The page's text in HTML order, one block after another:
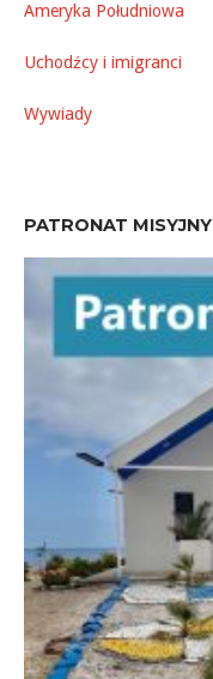
Ameryka Południowa
Uchodźcy i imigranci
Wywiady
PATRONAT MISYJNY